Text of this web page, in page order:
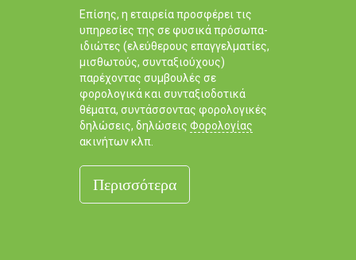
Επίσης, η εταιρεία προσφέρει τις
υπηρεσίες της σε φυσικά πρόσωπα-
ιδιώτες (ελεύθερους επαγγελματίες,
μισθωτούς, συνταξιούχους)
παρέχοντας συμβουλές σε
φορολογικά και συνταξιοδοτικά
θέματα, συντάσσοντας φορολογικές
δηλώσεις, δηλώσεις Φορολογίας
ακινήτων κλπ.
Περισσότερα